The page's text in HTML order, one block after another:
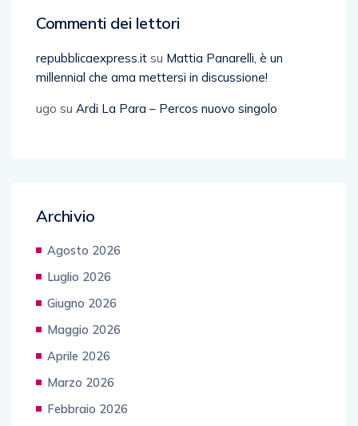
Commenti dei lettori
repubblicaexpress.it su Mattia Panarelli, è un
millennial che ama mettersi in discussione!
ugo su Ardi La Para – Percos nuovo singolo
Archivio
Agosto 2026
Luglio 2026
Giugno 2026
Maggio 2026
Aprile 2026
Marzo 2026
Febbraio 2026